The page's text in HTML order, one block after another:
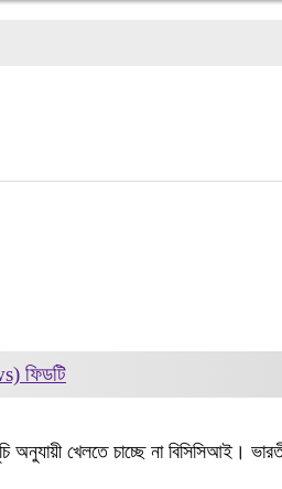
ফিডটি
অনুযায়ী খেলতে চাচ্ছে না বিসিসিআই।